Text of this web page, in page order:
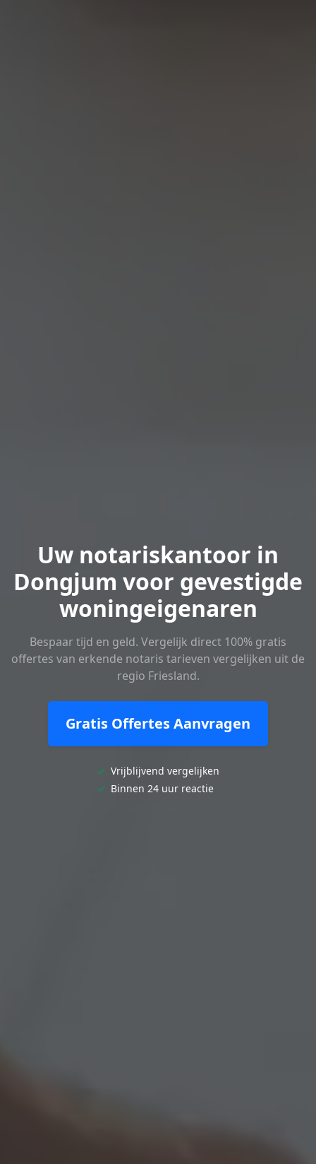
Uw notariskantoor in
Dongjum voor gevestigde
woningeigenaren
Bespaar tijd en geld. Vergelijk direct 100% gratis
offertes van erkende notaris tarieven vergelijken uit de
regio Friesland.
Gratis Offertes Aanvragen
✓ Vrijblijvend vergelijken
✓ Binnen 24 uur reactie